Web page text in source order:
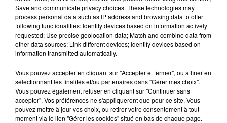
Pitch Perfect
Lucky) jouent les parents dans ce film réalisé par David
Yarovesky (The Hive) dont la sortie est prévue en France
pour le 26 juin 2019.
Save and communicate privacy choices. These technologies may
process personal data such as IP address and browsing data to offer
following functionalities: Identify devices based on information actively
requested; Use precise geolocation data; Match and combine data from
other data sources; Link different devices; Identify devices based on
information transmitted automatically.
Vous pouvez accepter en cliquant sur "Accepter et fermer", ou affiner en
sélectionnant les finalités et/ou partenaires dans "Gérer mes choix".
Vous pouvez également refuser en cliquant sur "Continuer sans
accepter". Vos préférences ne s'appliqueront que pour ce site. Vous
pouvez mettre à jour vos choix, ou retirer votre consentement à tout
moment via le lien "Gérer les cookies" situé en bas de chaque page.